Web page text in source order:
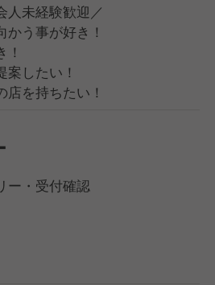
人未経験歓迎／
かう事が好き！
案したい！
店を持ちたい！
ー・受付確認